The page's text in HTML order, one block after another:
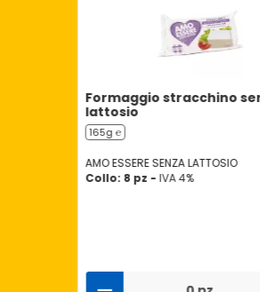
Formaggio stracchino
lattosio
165g ℮
AMO ESSERE SENZA LATTOSIO
Collo: 8 pz - IVA 4%